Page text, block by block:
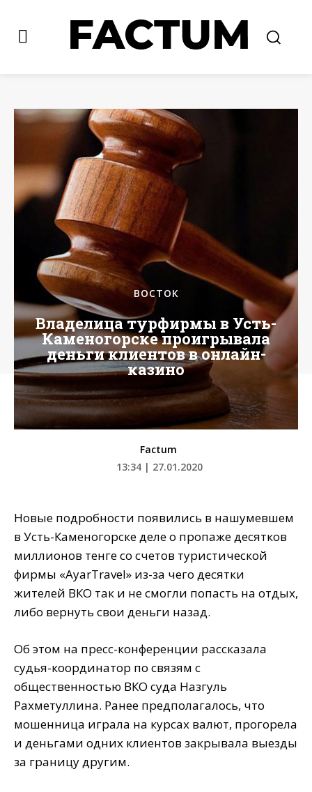
ВОСТОК
Владелица турфирмы в Усть-
Каменогорске проигрывала
деньги клиентов в онлайн-
казино
Factum
13:34 | 27.01.2020
Новые подробности появились в нашумевшем
в Усть-Каменогорске деле о пропаже десятков
миллионов тенге со счетов туристической
фирмы «AyarTravel» из-за чего десятки
жителей ВКО так и не смогли попасть на отдых,
либо вернуть свои деньги назад.
Об этом на пресс-конференции рассказала
судья-координатор по связям с
общественностью ВКО суда Назгуль
Рахметуллина. Ранее предполагалось, что
мошенница играла на курсах валют, прогорела
и деньгами одних клиентов закрывала выезды
за границу другим.